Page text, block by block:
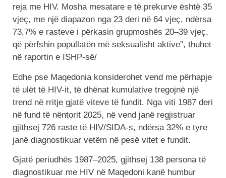
reja me HIV. Mosha mesatare e të prekurve është 35
vjeç, me një diapazon nga 23 deri në 64 vjeç, ndërsa
73,7% e rasteve i përkasin grupmoshës 20–39 vjeç,
që përfshin popullatën më seksualisht aktive”, thuhet
në raportin e ISHP-së/
Edhe pse Maqedonia konsiderohet vend me përhapje
të ulët të HIV-it, të dhënat kumulative tregojnë një
trend në rritje gjatë viteve të fundit. Nga viti 1987 deri
në fund të nëntorit 2025, në vend janë regjistruar
gjithsej 726 raste të HIV/SIDA-s, ndërsa 32% e tyre
janë diagnostikuar vetëm në pesë vitet e fundit.
Gjatë periudhës 1987–2025, gjithsej 138 persona të
diagnostikuar me HIV në Maqedoni kanë humbur